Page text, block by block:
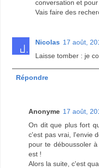
conversation et
Vais faire des
Nicolas 17 août,
Laisse tomber : je
Répondre
Anonyme 17 août,
On dit que plus fort
c'est pas vrai, l'envie
pour te déboussoler
est !
Alors la suite, c'est